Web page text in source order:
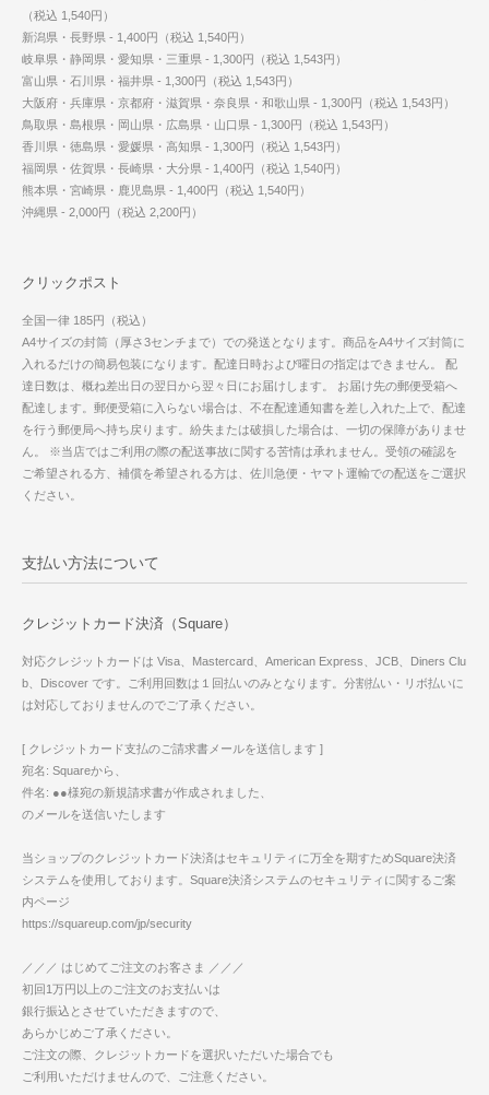
（税込 1,540円）
新潟県・長野県 - 1,400円（税込 1,540円）
岐阜県・静岡県・愛知県・三重県 - 1,300円（税込 1,543円）
富山県・石川県・福井県 - 1,300円（税込 1,543円）
大阪府・兵庫県・京都府・滋賀県・奈良県・和歌山県 - 1,300円（税込 1,543円）
鳥取県・島根県・岡山県・広島県・山口県 - 1,300円（税込 1,543円）
香川県・徳島県・愛媛県・高知県 - 1,300円（税込 1,543円）
福岡県・佐賀県・長崎県・大分県 - 1,400円（税込 1,540円）
熊本県・宮崎県・鹿児島県 - 1,400円（税込 1,540円）
沖縄県 - 2,000円（税込 2,200円）
クリックポスト
全国一律 185円（税込）
A4サイズの封筒（厚さ3センチまで）での発送となります。商品をA4サイズ封筒に
入れるだけの簡易包装になります。配達日時および曜日の指定はできません。 配
達日数は、概ね差出日の翌日から翌々日にお届けします。 お届け先の郵便受箱へ
配達します。郵便受箱に入らない場合は、不在配達通知書を差し入れた上で、配達
を行う郵便局へ持ち戻ります。紛失または破損した場合は、一切の保障がありませ
ん。 ※当店ではご利用の際の配送事故に関する苦情は承れません。受領の確認を
ご希望される方、補償を希望される方は、佐川急便・ヤマト運輸での配送をご選択
ください。
支払い方法について
クレジットカード決済（Square）
対応クレジットカードは Visa、Mastercard、American Express、JCB、Diners Clu
b、Discover です。ご利用回数は１回払いのみとなります。分割払い・リボ払いに
は対応しておりませんのでご了承ください。
[ クレジットカード支払のご請求書メールを送信します ]
宛名: Squareから、
件名: ●●様宛の新規請求書が作成されました、
のメールを送信いたします
当ショップのクレジットカード決済はセキュリティに万全を期すためSquare決済
システムを使用しております。Square決済システムのセキュリティに関するご案
内ページ
https://squareup.com/jp/security
／／／ はじめてご注文のお客さま ／／／
初回1万円以上のご注文のお支払いは
銀行振込とさせていただきますので、
あらかじめご了承ください。
ご注文の際、クレジットカードを選択いただいた場合でも
ご利用いただけませんので、ご注意ください。